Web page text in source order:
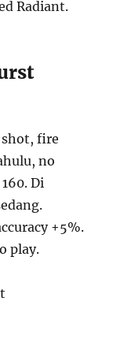
Radiant.
shot, fire
no
Di
+5%.
play.